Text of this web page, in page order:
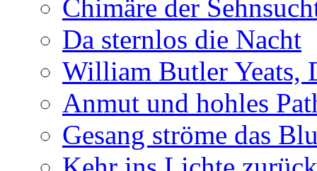
Chimäre der
Da sternlos die Nacht
William Butler Yeats,
Anmut und hohles
Gesang ströme das